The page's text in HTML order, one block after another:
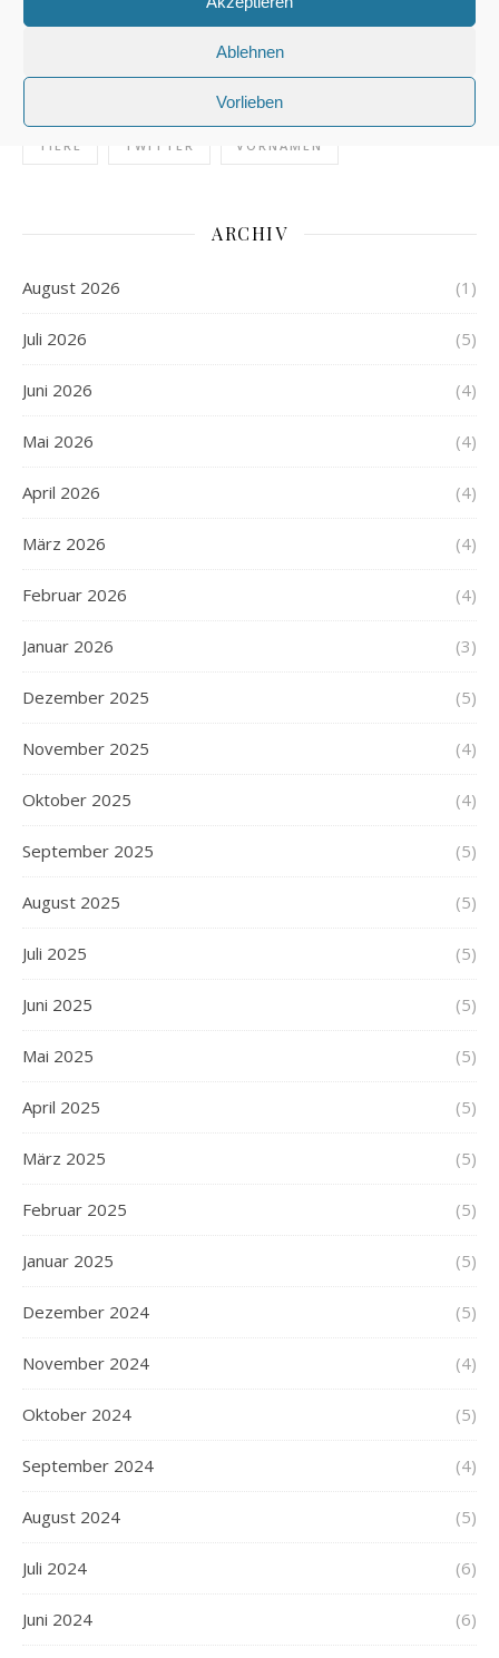
Ablehnen
Vorlieben
PRESSE
SCHREIBEN
STRASSENVERKEHR
TIERE TWITTER VORNAMEN
ARCHIV
August 2026 (1)
Juli 2026 (5)
Juni 2026 (4)
Mai 2026 (4)
April 2026 (4)
März 2026 (4)
Februar 2026 (4)
Januar 2026 (3)
Dezember 2025 (5)
November 2025 (4)
Oktober 2025 (4)
September 2025 (5)
August 2025 (5)
Juli 2025 (5)
Juni 2025 (5)
Mai 2025 (5)
April 2025 (5)
März 2025 (5)
Februar 2025 (5)
Januar 2025 (5)
Dezember 2024 (5)
November 2024 (4)
Oktober 2024 (5)
September 2024 (4)
August 2024 (5)
Juli 2024 (6)
Juni 2024 (6)